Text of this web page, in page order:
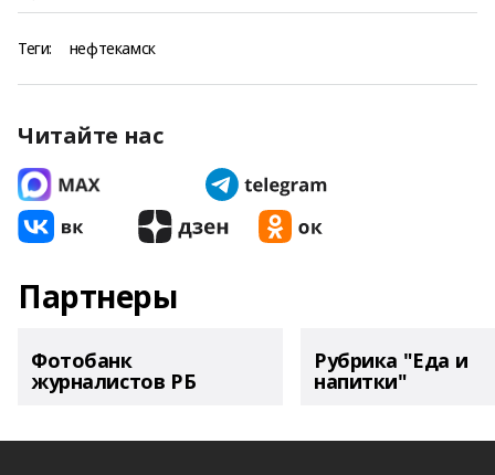
Теги: нефтекамск
Читайте нас
Партнеры
Фотобанк
журналистов РБ
Рубрика "Еда и
напитки"